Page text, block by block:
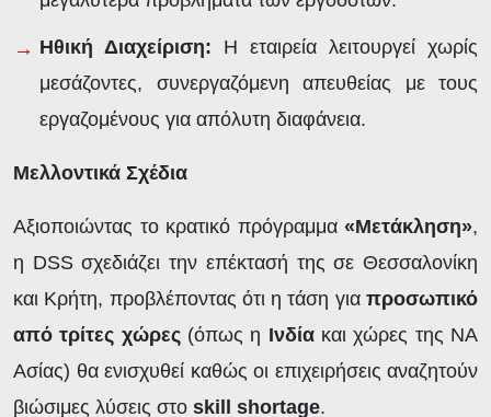
Ηθική Διαχείριση: Η εταιρεία λειτουργεί χωρίς
μεσάζοντες, συνεργαζόμενη απευθείας με τους
εργαζομένους για απόλυτη διαφάνεια.
Μελλοντικά Σχέδια
Αξιοποιώντας το κρατικό πρόγραμμα «Μετάκληση»,
η DSS σχεδιάζει την επέκτασή της σε Θεσσαλονίκη
και Κρήτη, προβλέποντας ότι η τάση για προσωπικό
από τρίτες χώρες(όπως η Ινδίακαι χώρες της ΝΑ
Ασίας) θα ενισχυθεί καθώς οι επιχειρήσεις αναζητούν
βιώσιμες λύσεις στο skill shortage.